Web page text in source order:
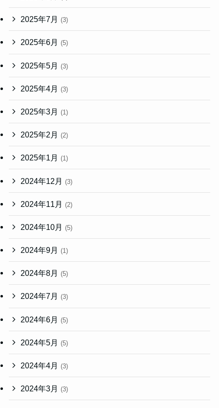
2025年7月 (3)
2025年6月 (5)
2025年5月 (3)
2025年4月 (3)
2025年3月 (1)
2025年2月 (2)
2025年1月 (1)
2024年12月 (3)
2024年11月 (2)
2024年10月 (5)
2024年9月 (1)
2024年8月 (5)
2024年7月 (3)
2024年6月 (5)
2024年5月 (5)
2024年4月 (3)
2024年3月 (3)